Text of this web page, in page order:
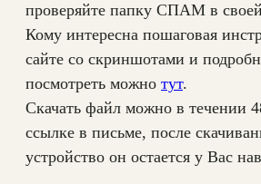
проверяйте папку СПАМ в
Кому интересна пошаговая
сайте со скриншотами и
посмотреть можно тут.
Скачать файл можно в течении
ссылке в письме, после
устройство он остается у Вас